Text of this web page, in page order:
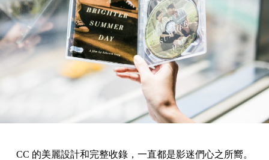
CC 的美麗設計和完整收錄，一直都是影迷們心之所嚮。